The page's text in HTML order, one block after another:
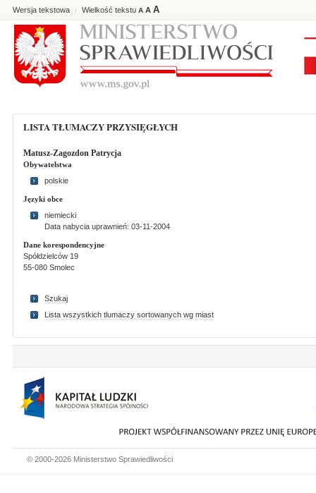
Wersja tekstowa | Wielkość tekstu A A A
LISTA TŁUMACZY PRZYSIĘGŁYCH
Matusz-Zagozdon Patrycja
Obywatelstwa
polskie
Języki obce
niemiecki
Data nabycia uprawnień: 03-11-2004
Dane korespondencyjne
Spółdzielców 19
55-080 Smolec
Szukaj
Lista wszystkich tlumaczy sortowanych wg miast
© 2000-2026 Ministerstwo Sprawiedliwości